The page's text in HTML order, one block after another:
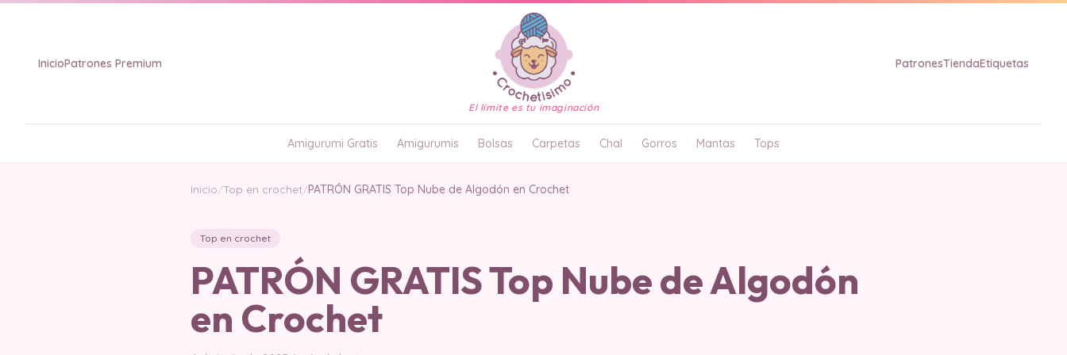
InicioPatrones Premium
El límite es tu imaginación
PatronesTiendaEtiquetas
Amigurumi Gratis Amigurumis Bolsas Carpetas Chal Gorros Mantas Tops
Inicio/Top en crochet/PATRÓN GRATIS Top Nube de Algodón en Crochet
Top en crochet
PATRÓN GRATIS Top Nube de Algodón
en Crochet